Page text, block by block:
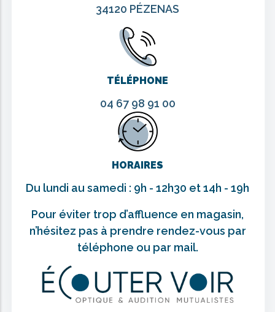
34120 PÉZENAS
TÉLÉPHONE
04 67 98 91 00
HORAIRES
Du lundi au samedi : 9h - 12h30 et 14h - 19h
Pour éviter trop d’affluence en magasin,
n’hésitez pas à prendre rendez-vous par
téléphone ou par mail.